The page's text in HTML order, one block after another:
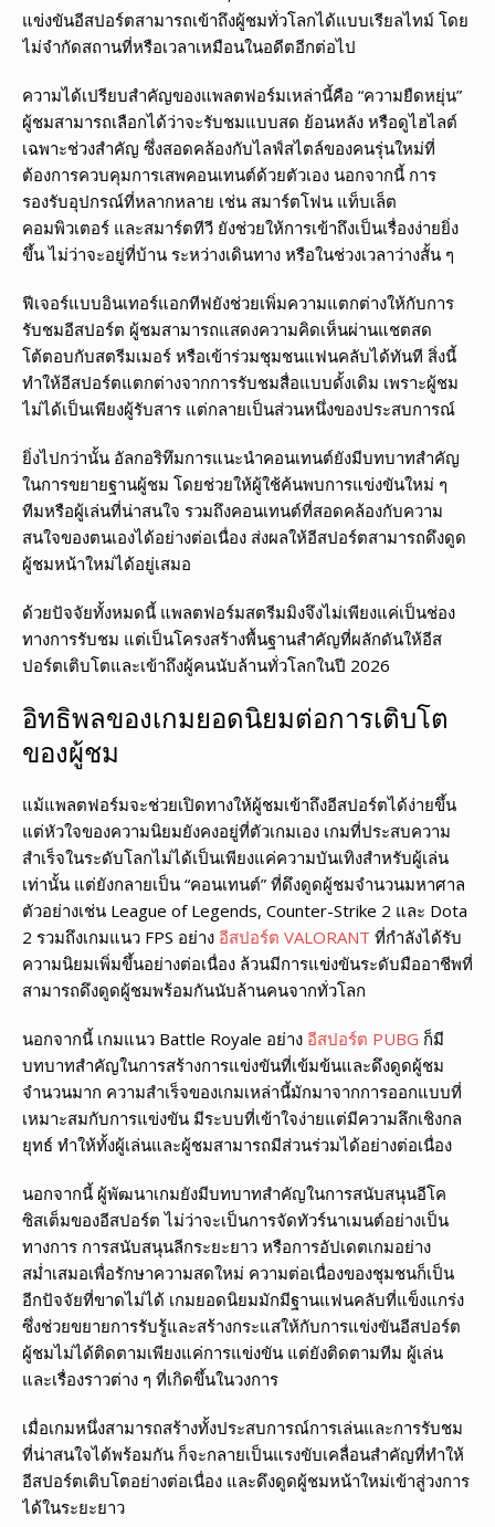
แข่งขันอีสปอร์ตสามารถเข้าถึงผู้ชมทั่วโลกได้แบบเรียลไทม์ โดย
ไม่จำกัดสถานที่หรือเวลาเหมือนในอดีตอีกต่อไป
ความได้เปรียบสำคัญของแพลตฟอร์มเหล่านี้คือ “ความยืดหยุ่น”
ผู้ชมสามารถเลือกได้ว่าจะรับชมแบบสด ย้อนหลัง หรือดูไฮไลต์
เฉพาะช่วงสำคัญ ซึ่งสอดคล้องกับไลฟ์สไตล์ของคนรุ่นใหม่ที่
ต้องการควบคุมการเสพคอนเทนต์ด้วยตัวเอง นอกจากนี้ การ
รองรับอุปกรณ์ที่หลากหลาย เช่น สมาร์ตโฟน แท็บเล็ต
คอมพิวเตอร์ และสมาร์ตทีวี ยังช่วยให้การเข้าถึงเป็นเรื่องง่ายยิ่ง
ขึ้น ไม่ว่าจะอยู่ที่บ้าน ระหว่างเดินทาง หรือในช่วงเวลาว่างสั้น ๆ
ฟีเจอร์แบบอินเทอร์แอกทีฟยังช่วยเพิ่มความแตกต่างให้กับการ
รับชมอีสปอร์ต ผู้ชมสามารถแสดงความคิดเห็นผ่านแชตสด
โต้ตอบกับสตรีมเมอร์ หรือเข้าร่วมชุมชนแฟนคลับได้ทันที สิ่งนี้
ทำให้อีสปอร์ตแตกต่างจากการรับชมสื่อแบบดั้งเดิม เพราะผู้ชม
ไม่ได้เป็นเพียงผู้รับสาร แต่กลายเป็นส่วนหนึ่งของประสบการณ์
ยิ่งไปกว่านั้น อัลกอริทึมการแนะนำคอนเทนต์ยังมีบทบาทสำคัญ
ในการขยายฐานผู้ชม โดยช่วยให้ผู้ใช้ค้นพบการแข่งขันใหม่ ๆ
ทีมหรือผู้เล่นที่น่าสนใจ รวมถึงคอนเทนต์ที่สอดคล้องกับความ
สนใจของตนเองได้อย่างต่อเนื่อง ส่งผลให้อีสปอร์ตสามารถดึงดูด
ผู้ชมหน้าใหม่ได้อยู่เสมอ
ด้วยปัจจัยทั้งหมดนี้ แพลตฟอร์มสตรีมมิงจึงไม่เพียงแค่เป็นช่อง
ทางการรับชม แต่เป็นโครงสร้างพื้นฐานสำคัญที่ผลักดันให้อีส
ปอร์ตเติบโตและเข้าถึงผู้คนนับล้านทั่วโลกในปี 2026
อิทธิพลของเกมยอดนิยมต่อการเติบโต
ของผู้ชม
แม้แพลตฟอร์มจะช่วยเปิดทางให้ผู้ชมเข้าถึงอีสปอร์ตได้ง่ายขึ้น
แต่หัวใจของความนิยมยังคงอยู่ที่ตัวเกมเอง เกมที่ประสบความ
สำเร็จในระดับโลกไม่ได้เป็นเพียงแค่ความบันเทิงสำหรับผู้เล่น
เท่านั้น แต่ยังกลายเป็น “คอนเทนต์” ที่ดึงดูดผู้ชมจำนวนมหาศาล
ตัวอย่างเช่น League of Legends, Counter-Strike 2 และ Dota
2 รวมถึงเกมแนว FPS อย่าง อีสปอร์ต VALORANT ที่กำลังได้รับ
ความนิยมเพิ่มขึ้นอย่างต่อเนื่อง ล้วนมีการแข่งขันระดับมืออาชีพที่
สามารถดึงดูดผู้ชมพร้อมกันนับล้านคนจากทั่วโลก
นอกจากนี้ เกมแนว Battle Royale อย่าง อีสปอร์ต PUBG ก็มี
บทบาทสำคัญในการสร้างการแข่งขันที่เข้มข้นและดึงดูดผู้ชม
จำนวนมาก ความสำเร็จของเกมเหล่านี้มักมาจากการออกแบบที่
เหมาะสมกับการแข่งขัน มีระบบที่เข้าใจง่ายแต่มีความลึกเชิงกล
ยุทธ์ ทำให้ทั้งผู้เล่นและผู้ชมสามารถมีส่วนร่วมได้อย่างต่อเนื่อง
นอกจากนี้ ผู้พัฒนาเกมยังมีบทบาทสำคัญในการสนับสนุนอีโค
ซิสเต็มของอีสปอร์ต ไม่ว่าจะเป็นการจัดทัวร์นาเมนต์อย่างเป็น
ทางการ การสนับสนุนลีกระยะยาว หรือการอัปเดตเกมอย่าง
สม่ำเสมอเพื่อรักษาความสดใหม่ ความต่อเนื่องของชุมชนก็เป็น
อีกปัจจัยที่ขาดไม่ได้ เกมยอดนิยมมักมีฐานแฟนคลับที่แข็งแกร่ง
ซึ่งช่วยขยายการรับรู้และสร้างกระแสให้กับการแข่งขันอีสปอร์ต
ผู้ชมไม่ได้ติดตามเพียงแค่การแข่งขัน แต่ยังติดตามทีม ผู้เล่น
และเรื่องราวต่าง ๆ ที่เกิดขึ้นในวงการ
เมื่อเกมหนึ่งสามารถสร้างทั้งประสบการณ์การเล่นและการรับชม
ที่น่าสนใจได้พร้อมกัน ก็จะกลายเป็นแรงขับเคลื่อนสำคัญที่ทำให้
อีสปอร์ตเติบโตอย่างต่อเนื่อง และดึงดูดผู้ชมหน้าใหม่เข้าสู่วงการ
ได้ในระยะยาว